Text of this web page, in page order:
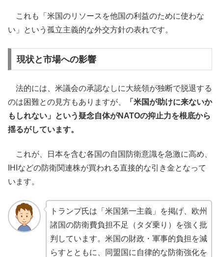
これも「米国のリソースを他国の利益のために使わな
い」という孤立主義的な外交方針の表れです。
現状と市場への影響
法的には、米議会の承認なしに大統領が独断で脱退する
のは困難との見方もありますが、
「米国が助けに来ないか
もしれない」という疑念自体がNATOの抑止力を根底から
揺るがしています。
これが、日本を含む各国の自国防衛意識を急激に高め、
IHIなどの防衛関連株が買われる直接的な引き金となって
います。
トランプ氏は「米国第一主義」を掲げ、欧州
諸国の防衛費負担不足（タダ乗り）を強く批
判しています。米国の財政・軍事的負担を減
らすとともに、同盟国に自律的な防衛強化を